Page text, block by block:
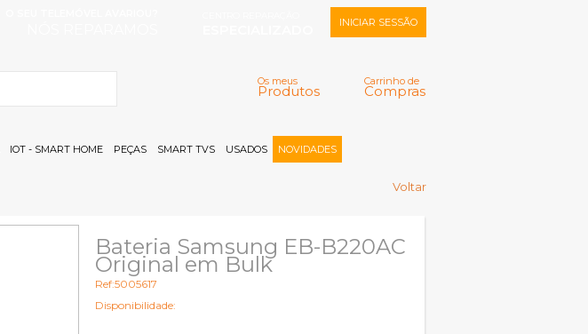
Carrinho de
Compras
Os meus
Produtos
INICIAR SESSÃO
Memorizar
Registar |
IOT - SMART HOME PEÇAS SMART TVS USADOS NOVIDADES
Voltar
Bateria Samsung EB-B220AC
Original em Bulk
Ref:5005617
Disponibilidade: